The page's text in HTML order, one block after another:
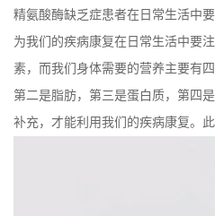
精氨酸酶缺乏症患者在日常生活中
为我们的疾病康复在日常生活中要
素，而我们身体需要的营养主要有
第二是脂肪，第三是蛋白质，第四
补充，才能利用我们的疾病康复。